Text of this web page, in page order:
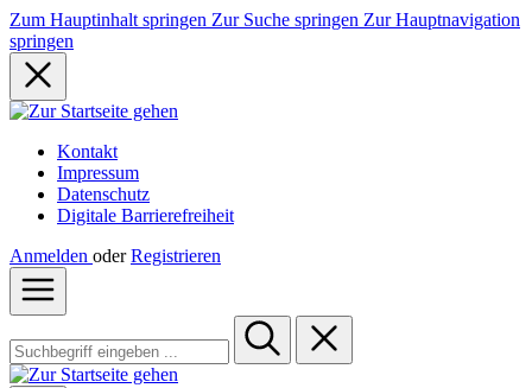
Zum Hauptinhalt springen Zur Suche springen Zur Hauptnavigation
springen
Kontakt
Impressum
Datenschutz
Digitale Barrierefreiheit
Anmelden oder Registrieren